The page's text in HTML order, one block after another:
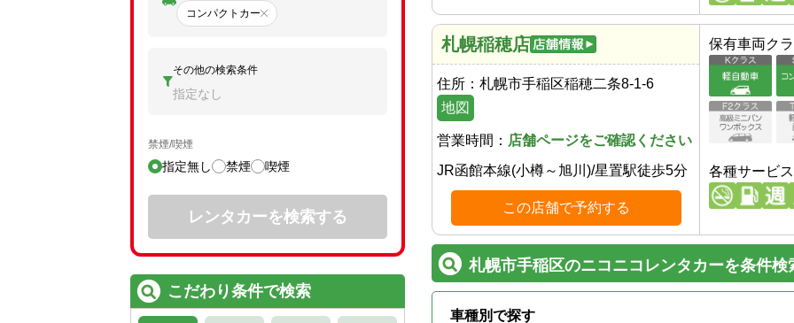
札幌稲穂店
住所： 札幌市手稲区稲穂二条8-1-6
地図
営業時間： 店舗ページをご確認ください
JR函館本線(小樽～旭川)/星置駅徒歩5分
この店舗で予約する
保有車両ク
各種サービス
札幌市手稲区のニコニコレンタカーを条件検
車種別で探す
コンパクトカー
その他の検索条件
指定なし
禁煙/喫煙
指定無し 禁煙 喫煙
レンタカーを検索する
こだわり条件で検索